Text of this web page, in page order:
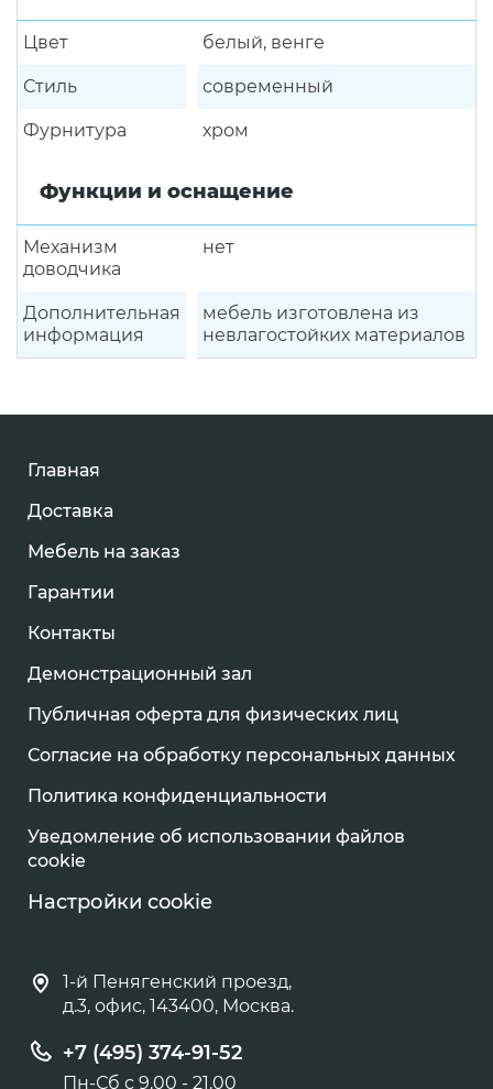
Цвет белый, венге
Стиль современный
Фурнитура хром
Функции и оснащение
Механизм
доводчика
нет
Дополнительная
информация
мебель изготовлена из
невлагостойких материалов
Главная
Доставка
Мебель на заказ
Гарантии
Контакты
Демонстрационный зал
Публичная оферта для физических лиц
Согласие на обработку персональных данных
Политика конфиденциальности
Уведомление об использовании файлов
cookie
Настройки cookie
1-й Пенягенский проезд,
д.3, офис, 143400, Москва.
+7 (495) 374-91-52
Пн-Сб с 9.00 - 21.00